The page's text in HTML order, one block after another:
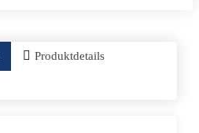
Produktdetails